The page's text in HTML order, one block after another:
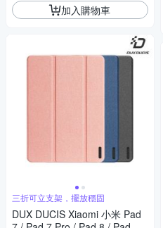
加入購物車
三折可立支架，擺放穩固
DUX DUCIS Xiaomi 小米 Pad